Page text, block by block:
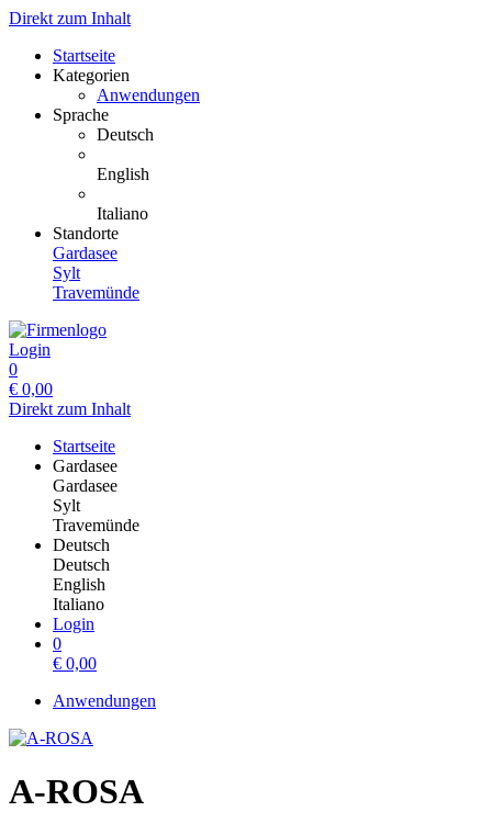
Direkt zum Inhalt
Startseite
Kategorien
Anwendungen
Sprache
Deutsch
English
Italiano
Standorte
Gardasee
Sylt
Travemünde
Login
0
€ 0,00
Direkt zum Inhalt
Startseite
Gardasee
Gardasee
Sylt
Travemünde
Deutsch
Deutsch
English
Italiano
Login
0
€ 0,00
Anwendungen
A-ROSA